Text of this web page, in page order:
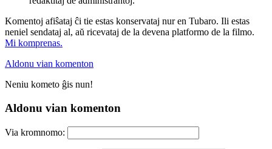
Komentoj afiŝataj ĉi tie estas konservataj nur en Tubaro. Ili estas
neniel sendataj al, aŭ ricevataj de la devena platformo de la filmo.
Mi komprenas.
Aldonu vian komenton
Neniu kometo ĝis nun!
Aldonu vian komenton
Via kromnomo: